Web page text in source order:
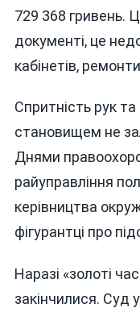
729 368 гривень.
документі, це
кабінетів,
Спритність рук
становищем не
Днями
райуправління
керівництва
фігурантці про
Наразі «золоті
закінчилися. Суд